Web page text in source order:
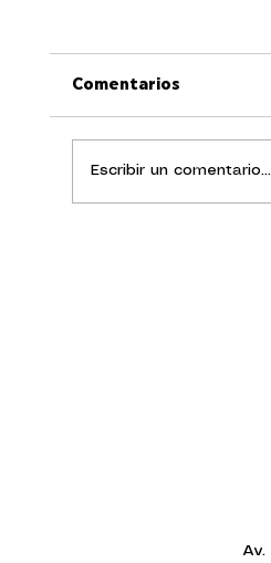
Comentarios
Escribir un comentario...
Av.